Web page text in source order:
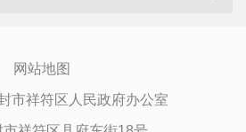
网站地图
市祥符区人民政府办公室